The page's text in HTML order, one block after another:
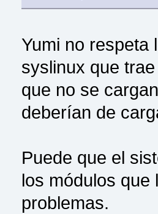
Yumi no respeta
syslinux que
que no se
deberían de
Puede que el
los módulos que
problemas.